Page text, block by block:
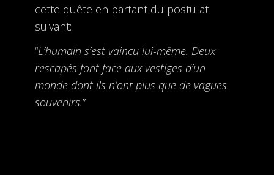
cette quête en partant du postulat
suivant:
“L’humain s’est vaincu lui-même. Deux
rescapés font face aux vestiges d’un
monde dont ils n’ont plus que de vagues
souvenirs.”